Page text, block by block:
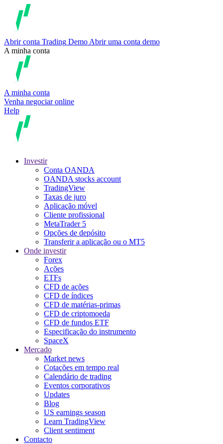
Abrir conta Trading Demo Abrir uma conta demo
A minha conta
A minha conta
Venha negociar online
Help
Investir
Conta OANDA
OANDA stocks account
TradingView
Taxas de juro
Aplicação móvel
Cliente profissional
MetaTrader 5
Opções de depósito
Transferir a aplicação ou o MT5
Onde investir
Forex
Ações
ETFs
CFD de ações
CFD de índices
CFD de matérias-primas
CFD de criptomoeda
CFD de fundos ETF
Especificação do instrumento
SpaceX
Mercado
Market news
Cotações em tempo real
Calendário de trading
Eventos corporativos
Updates
Blog
US earnings season
Learn TradingView
Client sentiment
Contacto